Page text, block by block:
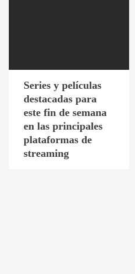
Series y películas
destacadas para
este fin de semana
en las principales
plataformas de
streaming